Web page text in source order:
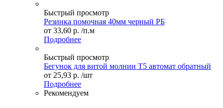
Быстрый просмотр
Резинка помочная 40мм черный РБ
от 33,60 р. /п.м
Подробнее
Быстрый просмотр
Бегунок для витой молнии Т5 автомат обратный
от 25,93 р. /шт
Подробнее
Рекомендуем